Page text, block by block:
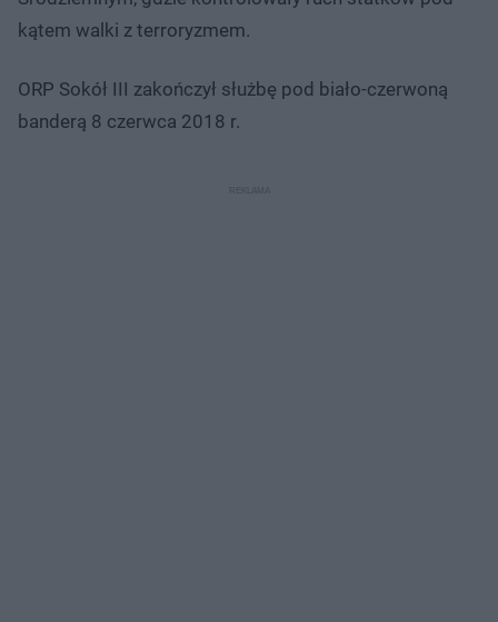
kątem walki z terroryzmem.
ORP Sokół III zakończył służbę pod biało-czerwoną
banderą 8 czerwca 2018 r.